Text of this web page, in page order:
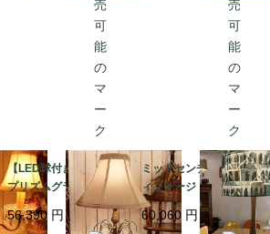
【LED球付き】3 way
プリズムグラス テー
ブルランプ &グレイ
ッシュフレアシェード
56,390 円
ミッドセンチュリーヴ
ィンテージ ダニッシ
ュモダン テーブルラ
ンプ LIBERTYシェー
60,060 円